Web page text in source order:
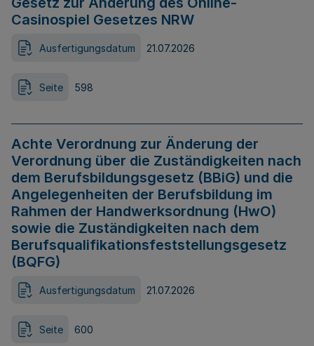
Casinospiel Gesetzes NRW
Ausfertigungsdatum 21.07.2026
Seite 598
Achte Verordnung zur Änderung der
Verordnung über die Zuständigkeiten nach
dem Berufsbildungsgesetz (BBiG) und die
Angelegenheiten der Berufsbildung im
Rahmen der Handwerksordnung (HwO)
sowie die Zuständigkeiten nach dem
Berufsqualifikationsfeststellungsgesetz
(BQFG)
Ausfertigungsdatum 21.07.2026
Seite 600